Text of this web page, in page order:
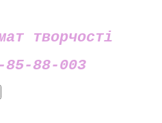
творчості
85-88-003